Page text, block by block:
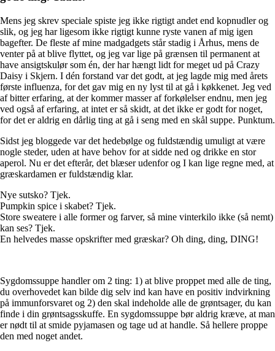
Mens jeg skrev speciale spiste jeg ikke rigtigt andet end kopnudler og
slik, og jeg har ligesom ikke rigtigt kunne ryste vanen af mig igen
bagefter. De fleste af mine madgadgets står stadig i Århus, mens de
venter på at blive flyttet, og jeg var lige på grænsen til permanent at
have ansigtskulør som én, der har hængt lidt for meget ud på Crazy
Daisy i Skjern. I dén forstand var det godt, at jeg lagde mig med årets
første influenza, for det gav mig en ny lyst til at gå i køkkenet. Jeg ved
af bitter erfaring, at der kommer masser af forkølelser endnu, men jeg
ved også af erfaring, at intet er så skidt, at det ikke er godt for noget,
for det er aldrig en dårlig ting at gå i seng med en skål suppe. Punktum.
Sidst jeg bloggede var det hedebølge og fuldstændig umuligt at være
nogle steder, uden at have behov for at sidde ned og drikke en stor
aperol. Nu er det efterår, det blæser udenfor og I kan lige regne med, at
græskardamen er fuldstændig klar.
Nye sutsko? Tjek.
Pumpkin spice i skabet? Tjek.
Store sweatere i alle former og farver, så mine vinterkilo ikke (så nemt)
kan ses? Tjek.
En helvedes masse opskrifter med græskar? Oh ding, ding, DING!
Sygdomssuppe handler om 2 ting: 1) at blive proppet med alle de ting,
du overhovedet kan bilde dig selv ind kan have en positiv indvirkning
på immunforsvaret og 2) den skal indeholde alle de grøntsager, du kan
finde i din grøntsagsskuffe. En sygdomssuppe bør aldrig kræve, at man
er nødt til at smide pyjamasen og tage ud at handle. Så hellere proppe
den med noget andet.